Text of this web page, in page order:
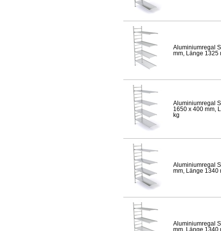
Aluminiumregal
mm, Länge 1325
Aluminiumregal
1650 x 400 mm,
kg
Aluminiumregal
mm, Länge 1340
Aluminiumregal
mm, Länge 1340